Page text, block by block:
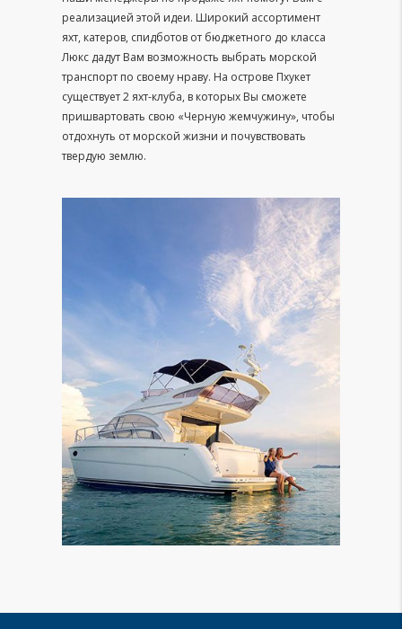
реализацией этой идеи. Широкий ассортимент
яхт, катеров, спидботов от бюджетного до класса
Люкс дадут Вам возможность выбрать морской
транспорт по своему нраву. На острове Пхукет
существует 2 яхт-клуба, в которых Вы сможете
пришвартовать свою «Черную жемчужину», чтобы
отдохнуть от морской жизни и почувствовать
твердую землю.